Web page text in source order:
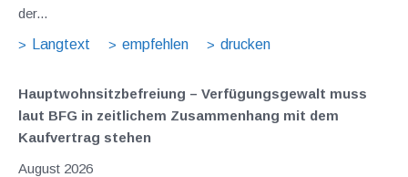
der...
Langtext
empfehlen drucken
Hauptwohnsitz​­befreiung – Verfügungsgewalt muss
laut BFG in zeitlichem Zusammenhang mit dem
Kaufvertrag stehen
August 2026